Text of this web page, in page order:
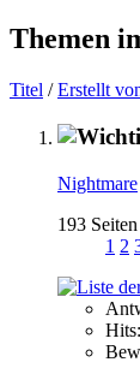
Themen
Titel /Erstellt
Nightmare
193 Seiten
1 2